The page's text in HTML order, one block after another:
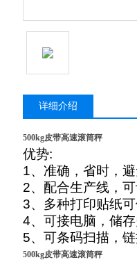
详细介绍
500kg皮带高速滚筒秤
优势:
1、准确，省时，
2、配合生产线，
3、多种打印贴纸
4、可接电脑，储
5、可条码扫描，
500kg皮带高速滚筒秤